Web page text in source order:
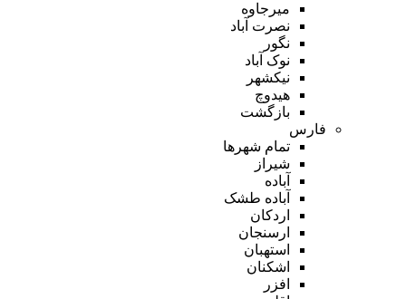
میرجاوه
نصرت آباد
نگور
نوک آباد
نیکشهر
هیدوچ
بازگشت
فارس
تمام شهر‌ها
شیراز
آباده
آباده طشک
اردکان
ارسنجان
استهبان
اشکنان
افزر